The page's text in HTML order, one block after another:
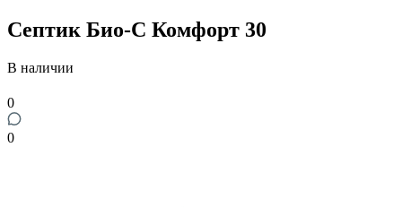
Септик Био-С Комфорт 30
В наличии
0
0